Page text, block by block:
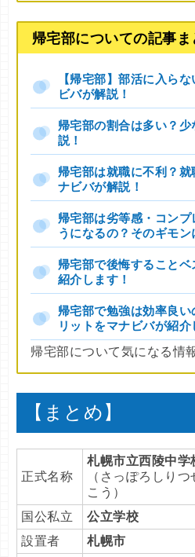
帰宅部についての記事ま
【帰宅部】部活に入ら
ビバが解説！
帰宅部の割合は多い？
説！
帰宅部は就職に不利？
ナビバが解説！
帰宅部は劣等感・コン
うになるの？そのギモン
帰宅部で後悔すること
紹介します！
帰宅部で勉強は効率良
リットをマナビバが紹介
帰宅部について気になる情
【まとめ】
正式名称
札幌市立西陵中学
（さっぽろしり
こう）
国公私立
公立学校
設置者
札幌市